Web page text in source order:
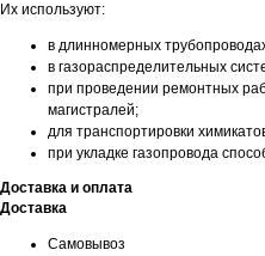
Их используют:
в длинномерных
в газораспределительных
при проведении ремонтных
магистралей;
для транспортировки
при укладке газопровода
Доставка и оплата
Доставка
Самовывоз